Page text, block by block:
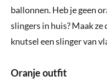
ballonnen. Heb je geen
slingers in huis? Maak
knutsel een slinger van
Oranje outfit